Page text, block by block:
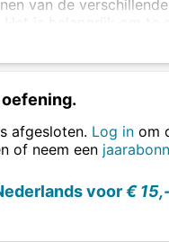
van de
Het is belangrijk om te
ook oefeningen
woorden voor
afgesloten. Log in om
of neem een
voor€